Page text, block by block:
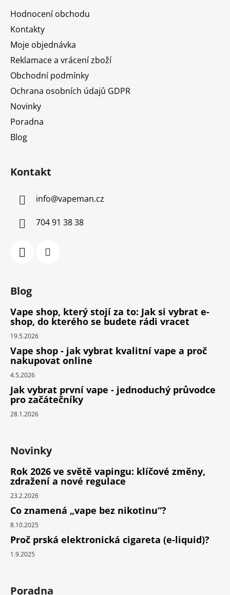
Hodnocení obchodu
Kontakty
Moje objednávka
Reklamace a vrácení zboží
Obchodní podmínky
Ochrana osobních údajů GDPR
Novinky
Poradna
Blog
Kontakt
info@vapeman.cz
704 91 38 38
Blog
Vape shop, který stojí za to: Jak si vybrat e-
shop, do kterého se budete rádi vracet
19.5.2026
Vape shop - jak vybrat kvalitní vape a proč
nakupovat online
4.5.2026
Jak vybrat první vape - jednoduchý průvodce
pro začátečníky
28.1.2026
Novinky
Rok 2026 ve světě vapingu: klíčové změny,
zdražení a nové regulace
23.2.2026
Co znamená „vape bez nikotinu“?
8.10.2025
Proč prská elektronická cigareta (e-liquid)?
1.9.2025
Poradna